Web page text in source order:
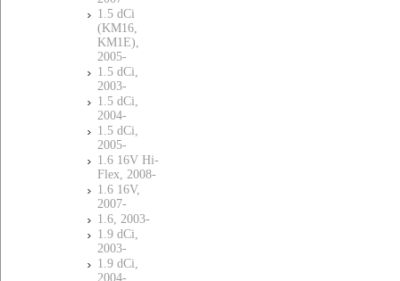
1.5 dCi
(KM16,
KM1E),
2005-
1.5 dCi,
2003-
1.5 dCi,
2004-
1.5 dCi,
2005-
1.6 16V Hi-
Flex, 2008-
1.6 16V,
2007-
1.6, 2003-
1.9 dCi,
2003-
1.9 dCi,
2004-